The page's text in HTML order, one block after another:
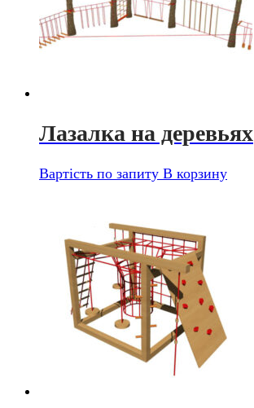
Лазалка на деревьях
Вартість по запиту В корзину